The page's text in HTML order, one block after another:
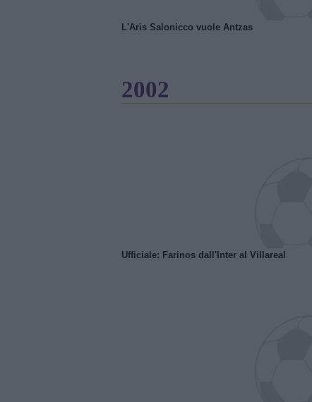
L'Aris Salonicco vuole Antzas
2002
Ufficiale: Farinos dall'Inter al Villareal